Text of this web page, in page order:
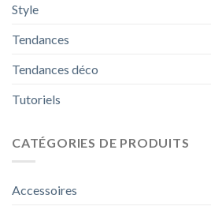
Style
Tendances
Tendances déco
Tutoriels
CATÉGORIES DE PRODUITS
Accessoires